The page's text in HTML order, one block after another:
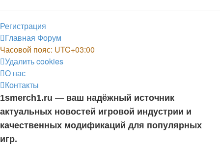
Регистрация
Главная Форум
Часовой пояс: UTC+03:00
Удалить cookies
О нас
Контакты
1smerch1.ru — ваш надёжный источник
актуальных новостей игровой индустрии и
качественных модификаций для популярных
игр.